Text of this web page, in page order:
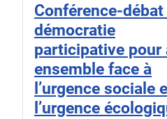
Conférence-débat
démocratie
participative pour
ensemble face à
l’urgence sociale
l’urgence